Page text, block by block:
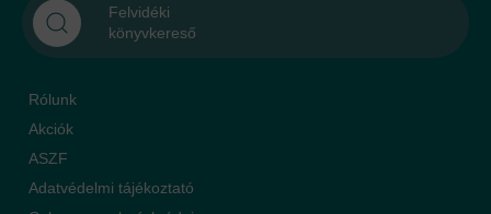
Felvidéki
könyvkereső
Rólunk
Akciók
ASZF
Adatvédelmi tájékoztató